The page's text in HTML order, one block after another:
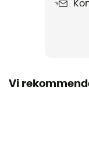
Motstånd Stor
Vi